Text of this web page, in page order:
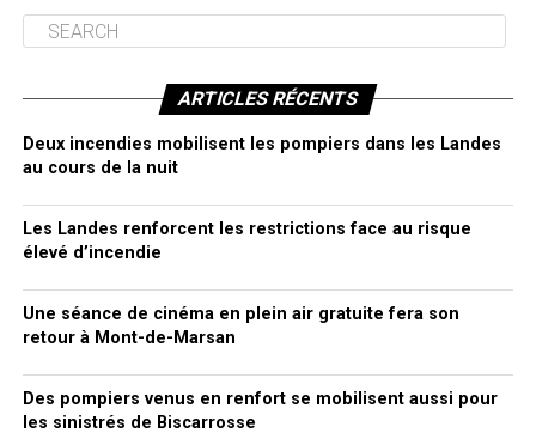
ARTICLES RÉCENTS
Deux incendies mobilisent les pompiers dans les Landes
au cours de la nuit
Les Landes renforcent les restrictions face au risque
élevé d’incendie
Une séance de cinéma en plein air gratuite fera son
retour à Mont-de-Marsan
Des pompiers venus en renfort se mobilisent aussi pour
les sinistrés de Biscarrosse